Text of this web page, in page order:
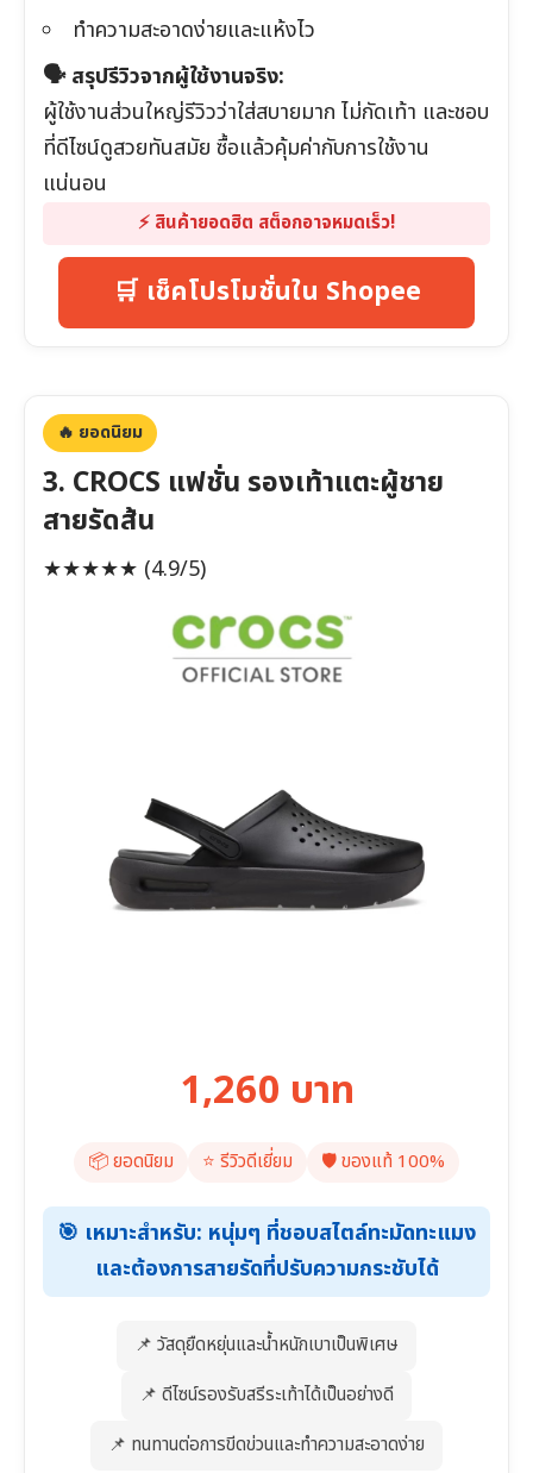
ทำความสะอาดง่ายและแห้งไว
🗣️ สรุปรีวิวจากผู้ใช้งานจริง:
ผู้ใช้งานส่วนใหญ่รีวิวว่าใส่สบายมาก ไม่กัดเท้า และชอบ
ที่ดีไซน์ดูสวยทันสมัย ซื้อแล้วคุ้มค่ากับการใช้งาน
แน่นอน
⚡️ สินค้ายอดฮิต สต็อกอาจหมดเร็ว!
🛒 เช็คโปรโมชั่นใน Shopee
🔥 ยอดนิยม
3. CROCS แฟชั่น รองเท้าแตะผู้ชาย
สายรัดส้น
★★★★★ (4.9/5)
1,260 บาท
📦 ยอดนิยม ⭐️ รีวิวดีเยี่ยม 🛡️ ของแท้ 100%
🎯 เหมาะสำหรับ: หนุ่มๆ ที่ชอบสไตล์ทะมัดทะแมง
และต้องการสายรัดที่ปรับความกระชับได้
📌 วัสดุยืดหยุ่นและน้ำหนักเบาเป็นพิเศษ
📌 ดีไซน์รองรับสรีระเท้าได้เป็นอย่างดี
📌 ทนทานต่อการขีดข่วนและทำความสะอาดง่าย